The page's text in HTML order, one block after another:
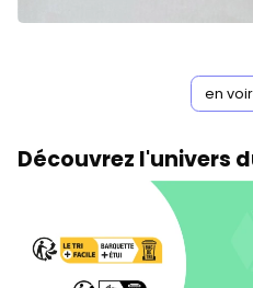
en
Découvrez l'univers